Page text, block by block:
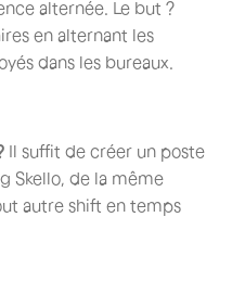
alternée. Le but ?
en alternant les
dans les bureaux.
Il suffit de créer un poste
Skello, de la même
autre shift en temps